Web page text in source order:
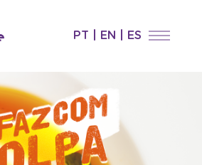
PT EN ES